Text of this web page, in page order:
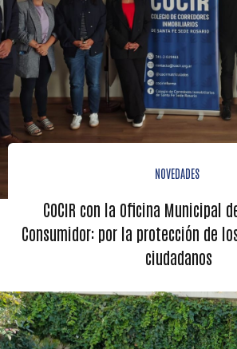
NOVEDADES
COCIR con la Oficina Municipal
Consumidor: por la protección de
ciudadanos